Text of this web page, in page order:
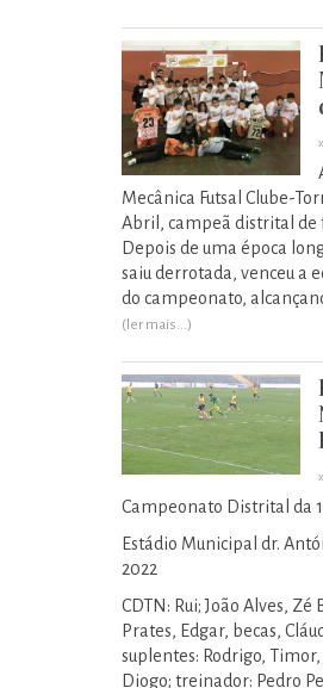
Mecânica Futsal Clube-
Abril, campeã distrital de
Depois de uma época
saiu derrotada, venceu a
do campeonato,
(ler mais...)
Campeonato Distrital da
Estádio Municipal dr.
2022
CDTN: Rui; João Alves,
Prates, Edgar, becas,
suplentes: Rodrigo,
Diogo; treinador: Pedro